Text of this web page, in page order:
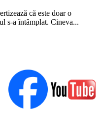
că este doar o
s-a întâmplat. Cineva...